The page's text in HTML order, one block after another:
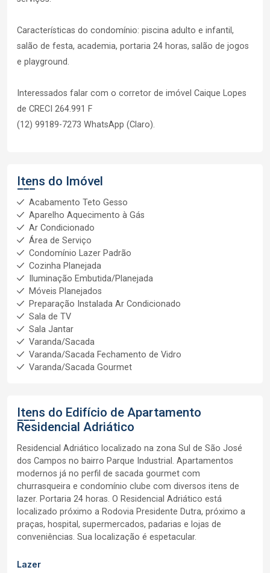
Características do condomínio: piscina adulto e infantil,
salão de festa, academia, portaria 24 horas, salão de jogos
e playground.
Interessados falar com o corretor de imóvel Caique Lopes
de CRECI 264.991 F
(12) 99189-7273 WhatsApp (Claro).
Itens do Imóvel
Acabamento Teto Gesso
Aparelho Aquecimento à Gás
Ar Condicionado
Área de Serviço
Condomínio Lazer Padrão
Cozinha Planejada
Iluminação Embutida/Planejada
Móveis Planejados
Preparação Instalada Ar Condicionado
Sala de TV
Sala Jantar
Varanda/Sacada
Varanda/Sacada Fechamento de Vidro
Varanda/Sacada Gourmet
Itens do Edifício de Apartamento
Residencial Adriático
Residencial Adriático localizado na zona Sul de São José
dos Campos no bairro Parque Industrial. Apartamentos
modernos já no perfil de sacada gourmet com
churrasqueira e condomínio clube com diversos itens de
lazer. Portaria 24 horas. O Residencial Adriático está
localizado próximo a Rodovia Presidente Dutra, próximo a
praças, hospital, supermercados, padarias e lojas de
conveniências. Sua localização é espetacular.
Lazer